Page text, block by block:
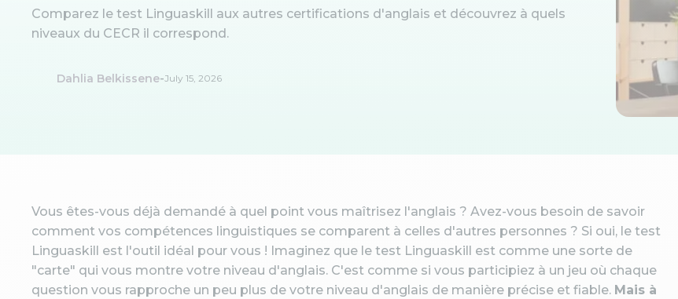
Comparez le test Linguaskill aux autres certifications d'anglais et découvrez à quels
niveaux du CECR il correspond.
Dahlia Belkissene-July 15, 2026
Vous êtes-vous déjà demandé à quel point vous maîtrisez l'anglais ? Avez-vous besoin de savoir
comment vos compétences linguistiques se comparent à celles d'autres personnes ? Si oui, le test
Linguaskill est l'outil idéal pour vous ! Imaginez que le test Linguaskill est comme une sorte de
"carte" qui vous montre votre niveau d'anglais. C'est comme si vous participiez à un jeu où chaque
question vous rapproche un peu plus de votre niveau d'anglais de manière précise et fiable. Mais à